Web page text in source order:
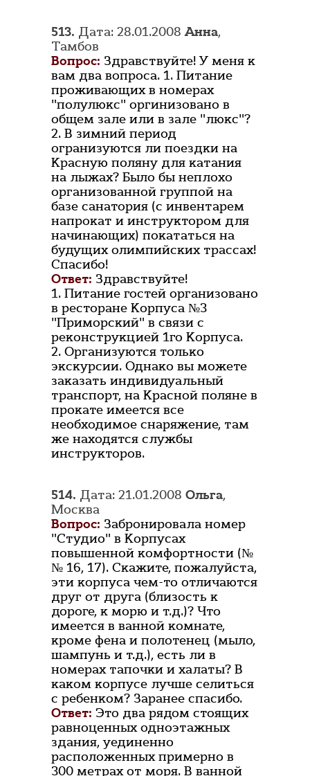
513. Дата: 28.01.2008Анна,
Тамбов
Вопрос: Здравствуйте! У меня к
вам два вопроса. 1. Питание
проживающих в номерах
"полулюкс" оргинизовано в
общем зале или в зале "люкс"?
2. В зимний период
огранизуются ли поездки на
Красную поляну для катания
на лыжах? Было бы неплохо
организованной группой на
базе санатория (с инвентарем
напрокат и инструктором для
начинающих) покататься на
будущих олимпийских трассах!
Спасибо!
Ответ: Здравствуйте!
1. Питание гостей организовано
в ресторане Корпуса №3
"Приморский" в связи с
реконструкцией 1го Корпуса.
2. Организуются только
экскурсии. Однако вы можете
заказать индивидуальный
транспорт, на Красной поляне в
прокате имеется все
необходимое снаряжение, там
же находятся службы
инструкторов.
514. Дата: 21.01.2008 Ольга,
Москва
Вопрос: Забронировала номер
"Студио" в Корпусах
повышенной комфортности (№
№ 16, 17). Скажите, пожалуйста,
эти корпуса чем-то отличаются
друг от друга (близость к
дороге, к морю и т.д.)? Что
имеется в ванной комнате,
кроме фена и полотенец (мыло,
шампунь и т.д.), есть ли в
номерах тапочки и халаты? В
каком корпусе лучше селиться
с ребенком? Заранее спасибо.
Ответ: Это два рядом стоящих
равноценных одноэтажных
здания, уединенно
расположенных примерно в
300 метрах от моря. В ванной